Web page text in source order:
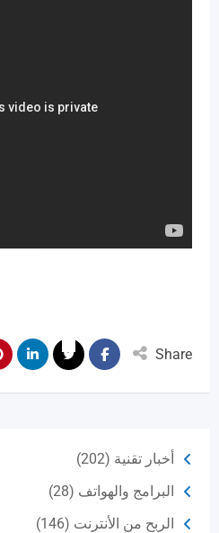
Share
أخبار تقنية (202)
البرامج والهواتف (28)
الربح من الأنترنت (146)